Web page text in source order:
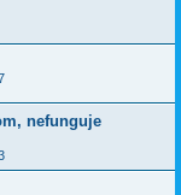
nefunguje